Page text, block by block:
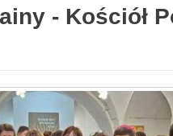
- Kościół